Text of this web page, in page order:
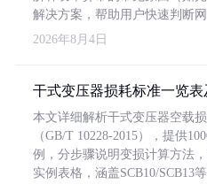
解决方案，帮助用户快速判断网
2026年8月4日
干式变压器损耗标准一览
本文详细解析干式变压器空载
（GB/T 10228-2015），提供
例，分步骤说明变损计算方法
实例表格，涵盖SCB10/SCB13